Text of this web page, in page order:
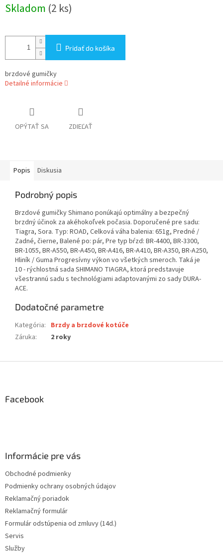
cena:
Skladom (2 ks)
Pridať do košíka
brzdové gumičky
Detailné informácie
OPÝTAŤ SA ZDIEĽAŤ
Popis Diskusia
Podrobný popis
Brzdové gumičky Shimano ponúkajú optimálny a bezpečný
brzdný účinok za akéhokoľvek počasia. Doporučené pre sadu:
Tiagra, Sora. Typ: ROAD, Celková váha balenia: 651g, Predné /
Zadné, čierne, Balené po: pár, Pre typ bŕzd: BR-4400, BR-3300,
BR-1055, BR-A550, BR-A450, BR-A416, BR-A410, BR-A350, BR-A250,
Hliník / Guma Progresívny výkon vo všetkých smeroch. Taká je
10 - rýchlostná sada SHIMANO TIAGRA, ktorá predstavuje
všestrannú sadu s technológiami adaptovanými zo sady DURA-
ACE.
Dodatočné parametre
Kategória: Brzdy a brzdové kotúče
Záruka: 2 roky
Facebook
Informácie pre vás
Obchodné podmienky
Podmienky ochrany osobných údajov
Reklamačný poriadok
Reklamačný formulár
Formulár odstúpenia od zmluvy (14d.)
Servis
Služby